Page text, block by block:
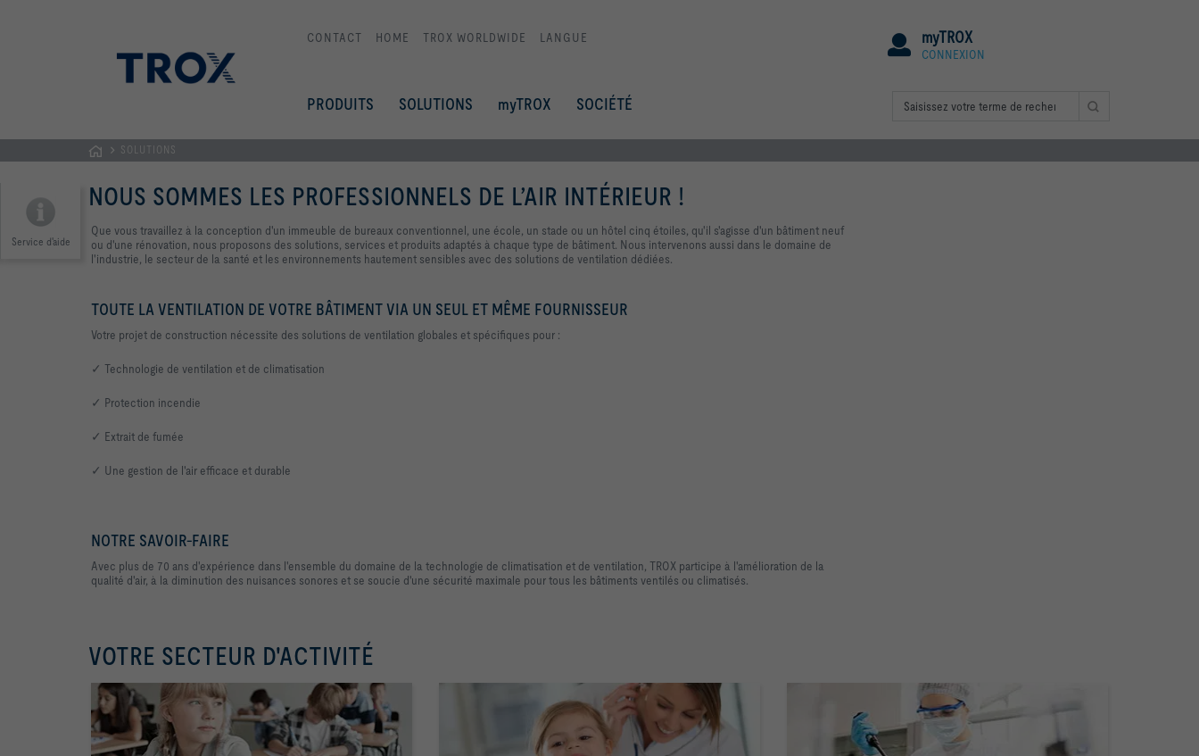
CONTACT HOME TROX WORLDWIDE LANGUE myTROX
CONNEXION
PRODUITS SOLUTIONS myTROX SOCIÉTÉ
d'accueil
SOLUTIONS
Service d'aide
NOUS SOMMES LES PROFESSIONNELS DE L’AIR INTÉRIEUR !
Que vous travaillez à la conception d'un immeuble de bureaux conventionnel, une école, un stade ou un hôtel cinq étoiles, qu'il s'agisse d'un bâtiment neuf
ou d'une rénovation, nous proposons des solutions, services et produits adaptés à chaque type de bâtiment. Nous intervenons aussi dans le domaine de
l'industrie, le secteur de la santé et les environnements hautement sensibles avec des solutions de ventilation dédiées.
TOUTE LA VENTILATION DE VOTRE BÂTIMENT VIA UN SEUL ET MÊME FOURNISSEUR
Votre projet de construction nécessite des solutions de ventilation globales et spécifiques pour :
✓ Technologie de ventilation et de climatisation
✓ Protection incendie
✓ Extrait de fumée
✓ Une gestion de l'air efficace et durable
NOTRE SAVOIR-FAIRE
Avec plus de 70 ans d'expérience dans l'ensemble du domaine de la technologie de climatisation et de ventilation, TROX participe à l'amélioration de la
qualité d'air, à la diminution des nuisances sonores et se soucie d'une sécurité maximale pour tous les bâtiments ventilés ou climatisés.
VOTRE SECTEUR D'ACTIVITÉ